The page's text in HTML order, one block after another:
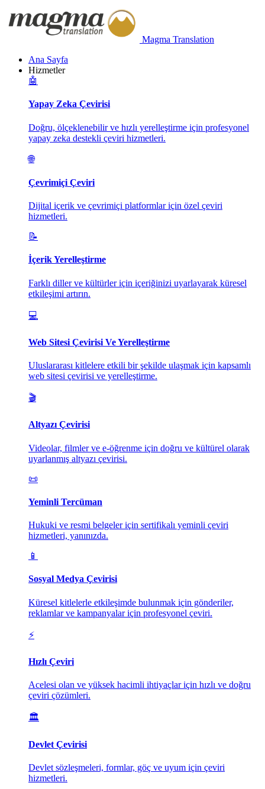
Magma Translation
Ana Sayfa
Hizmetler
🤖
Yapay Zeka Çevirisi
Doğru, ölçeklenebilir ve hızlı yerelleştirme için profesyonel
yapay zeka destekli çeviri hizmetleri.
🌐
Çevrimiçi Çeviri
Dijital içerik ve çevrimiçi platformlar için özel çeviri
hizmetleri.
📝
İçerik Yerelleştirme
Farklı diller ve kültürler için içeriğinizi uyarlayarak küresel
etkileşimi artırın.
💻
Web Sitesi Çevirisi Ve Yerelleştirme
Uluslararası kitlelere etkili bir şekilde ulaşmak için kapsamlı
web sitesi çevirisi ve yerelleştirme.
🎬
Altyazı Çevirisi
Videolar, filmler ve e-öğrenme için doğru ve kültürel olarak
uyarlanmış altyazı çevirisi.
📜
Yeminli Tercüman
Hukuki ve resmi belgeler için sertifikalı yeminli çeviri
hizmetleri, yanınızda.
📱
Sosyal Medya Çevirisi
Küresel kitlelerle etkileşimde bulunmak için gönderiler,
reklamlar ve kampanyalar için profesyonel çeviri.
⚡
Hızlı Çeviri
Acelesi olan ve yüksek hacimli ihtiyaçlar için hızlı ve doğru
çeviri çözümleri.
🏛️
Devlet Çevirisi
Devlet sözleşmeleri, formlar, göç ve uyum için çeviri
hizmetleri.